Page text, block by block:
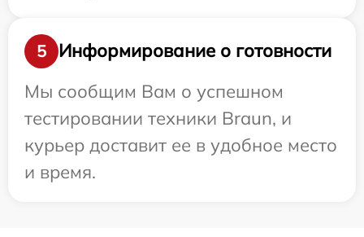
5
Информирование о готовности
Мы сообщим Вам о успешном
тестировании техники Braun, и
курьер доставит ее в удобное место
и время.